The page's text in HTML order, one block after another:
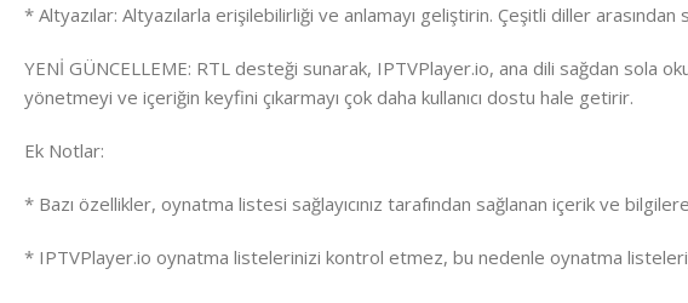
* Altyazılar: Altyazılarla erişilebilirliği ve anlamayı geliştirin. Çeşitli diller
YENİ GÜNCELLEME: RTL desteği sunarak, IPTVPlayer.io, ana dili sağdan sola
yönetmeyi ve içeriğin keyfini çıkarmayı çok daha kullanıcı dostu hale getirir.
Ek Notlar:
* Bazı özellikler, oynatma listesi sağlayıcınız tarafından sağlanan içerik ve
* IPTVPlayer.io oynatma listelerinizi kontrol etmez, bu nedenle oynatma